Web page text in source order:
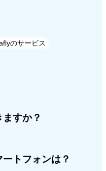
のサービス
すか？
トフォンは？